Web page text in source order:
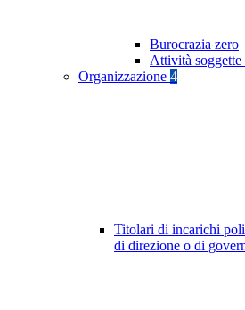
Burocrazia zero
Attività
Organizzazione 4
Titolari di incarichi
di direzione o di